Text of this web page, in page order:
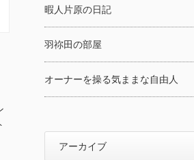
暇人片原の日記
羽祢田の部屋
オーナーを操る気ままな自由人